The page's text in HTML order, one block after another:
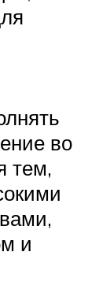
во
тем,
и